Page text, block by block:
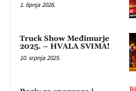
1. lipnja 2026.
Truck Show Međimurje
2025. – HVALA SVIMA!
10. srpnja 2025.